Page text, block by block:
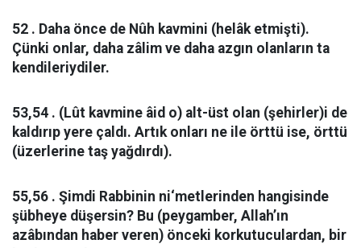
52 . Daha önce de Nûh kavmini (helâk etmişti).
Çünki onlar, daha zâlim ve daha azgın olanların ta
kendileriydiler.
53,54 . (Lût kavmine âid o) alt-üst olan (şehirler)i de
kaldırıp yere çaldı. Artık onları ne ile örttü ise, örttü
(üzerlerine taş yağdırdı).
55,56 . Şimdi Rabbinin ni‘metlerinden hangisinde
şübheye düşersin? Bu (peygamber, Allah’ın
azâbından haber veren) önceki korkutuculardan, bir